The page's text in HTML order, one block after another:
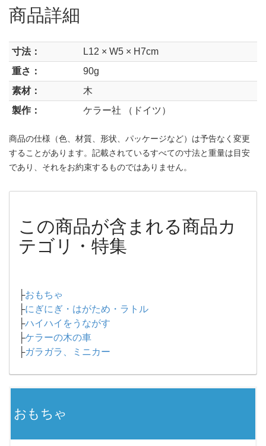
商品詳細
寸法：
L12 × W5 × H7cm
重さ：
90g
素材：
木
製作：
ケラー社 （ドイツ）
商品の仕様（色、材質、形状、パッケージなど）は予告なく変更
することがあります。記載されているすべての寸法と重量は目安
であり、それをお約束するものではありません。
この商品が含まれる商品カ
テゴリ・特集
├おもちゃ
├にぎにぎ・はがため・ラトル
├ハイハイをうながす
├ケラーの木の車
├ガラガラ、ミニカー
おもちゃ